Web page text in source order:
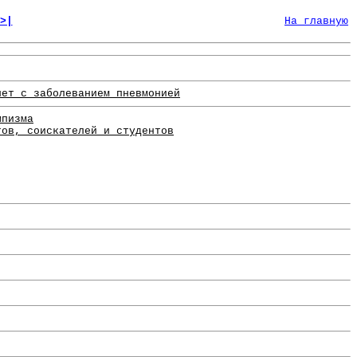
На главную
с заболеванием пневмонией
соискателей и студентов